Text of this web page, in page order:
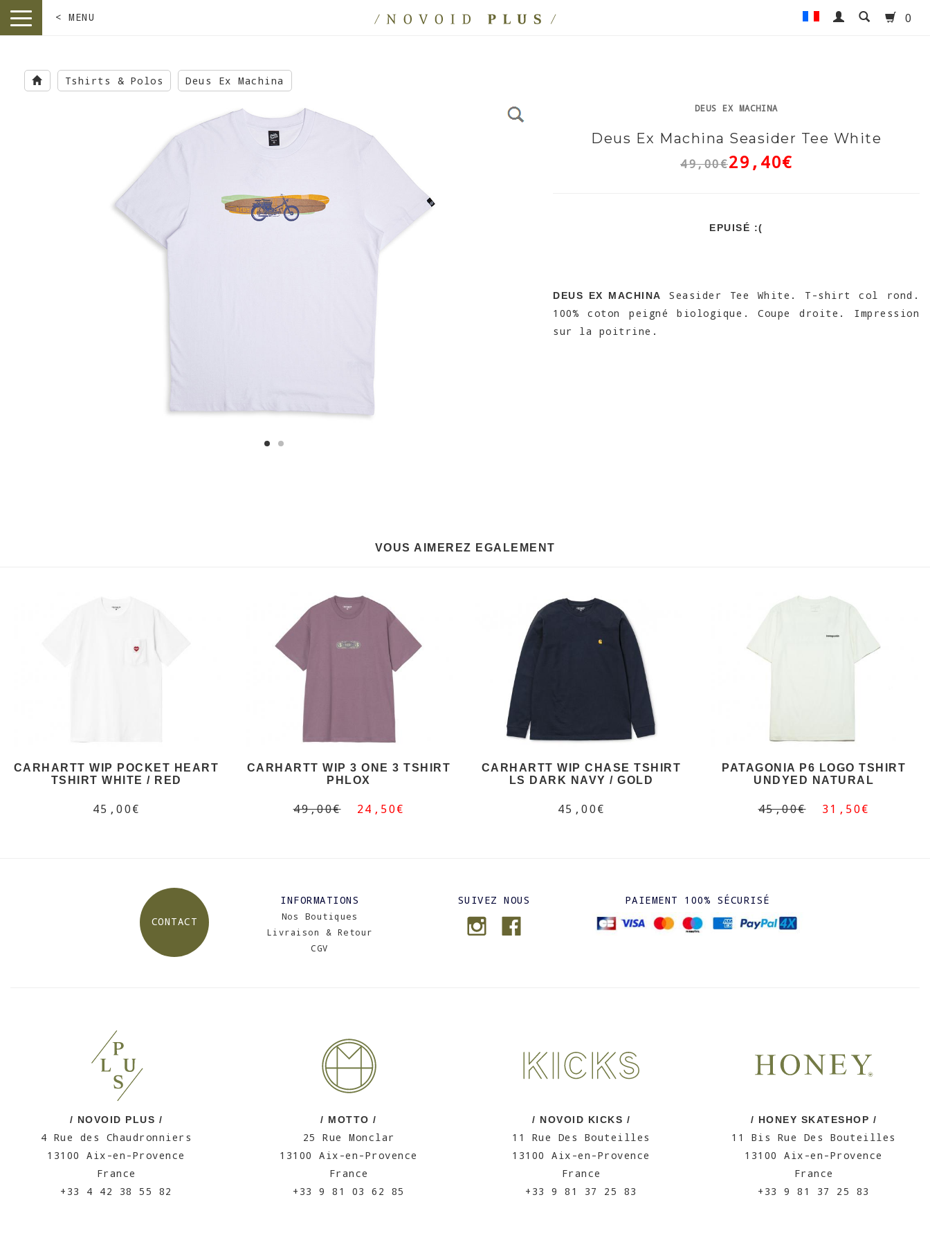
main
toggle
< MENU 0
Tshirts & Polos Deus Ex Machina
DEUS EX MACHINA
Deus Ex Machina Seasider Tee White
49,00€29,40€
EPUISÉ :(
DEUS EX MACHINA
Seasider Tee White. T-shirt col rond.
100% coton peigné biologique. Coupe droite. Impression
sur la poitrine.
VOUS AIMEREZ EGALEMENT
CARHARTT WIP POCKET HEART
TSHIRT WHITE / RED
45,00€
CARHARTT WIP 3 ONE 3 TSHIRT
PHLOX
49,00€ 24,50€
CARHARTT WIP CHASE TSHIRT
LS DARK NAVY / GOLD
45,00€
PATAGONIA P6 LOGO TSHIRT
UNDYED NATURAL
45,00€ 31,50€
CONTACT
INFORMATIONS
Nos Boutiques
Livraison & Retour
CGV
SUIVEZ NOUS PAIEMENT 100% SÉCURISÉ
/ NOVOID PLUS /
4 Rue des Chaudronniers
13100 Aix-en-Provence
France
+33 4 42 38 55 82
/ MOTTO /
25 Rue Monclar
13100 Aix-en-Provence
France
+33 9 81 03 62 85
/ NOVOID KICKS /
11 Rue Des Bouteilles
13100 Aix-en-Provence
France
+33 9 81 37 25 83
/ HONEY SKATESHOP /
11 Bis Rue Des Bouteilles
13100 Aix-en-Provence
France
+33 9 81 37 25 83